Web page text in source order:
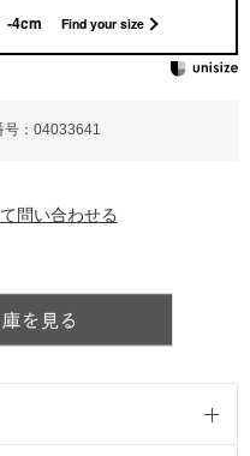
：04033641
問い合わせる
-4cm Find your size